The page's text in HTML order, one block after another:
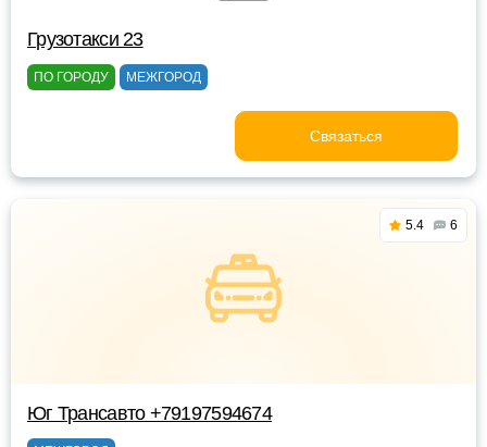
Грузотакси 23
ПО ГОРОДУ МЕЖГОРОД
Связаться
5.4 6
Юг Трансавто +79197594674